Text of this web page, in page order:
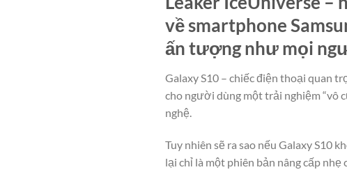
về smartphone
ấn tượng như mọi
Galaxy S10 – chiếc điện thoại quan
cho người dùng một trải nghiệm “vô
nghệ.
Tuy nhiên sẽ ra sao nếu Galaxy S10
lại chỉ là một phiên bản nâng cấp nhẹ